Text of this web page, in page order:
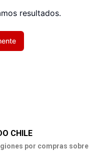
resultados.
CHILE
por compras sobre